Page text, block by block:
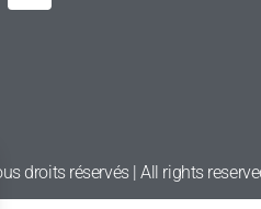
droits réservés | All rights